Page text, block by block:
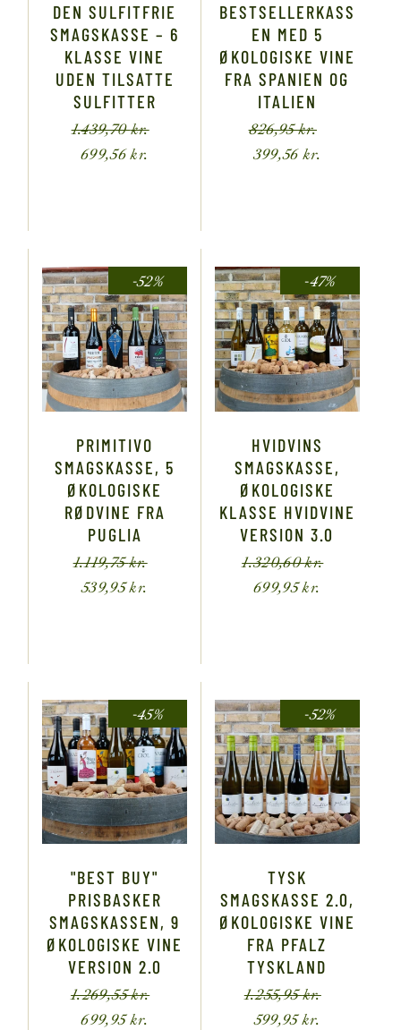
DEN SULFITFRIE
SMAGSKASSE – 6
KLASSE VINE
UDEN TILSATTE
SULFITTER
1.439,70kr.
699,56kr.
BESTSELLERKASS
EN MED 5
ØKOLOGISKE VINE
FRA SPANIEN OG
ITALIEN
826,95kr.
399,56kr.
-52%
PRIMITIVO
SMAGSKASSE, 5
ØKOLOGISKE
RØDVINE FRA
PUGLIA
1.119,75kr.
539,95kr.
-47%
HVIDVINS
SMAGSKASSE,
ØKOLOGISKE
KLASSE HVIDVINE
VERSION 3.0
1.320,60kr.
699,95kr.
-45%
"BEST BUY"
PRISBASKER
SMAGSKASSEN, 9
ØKOLOGISKE VINE
VERSION 2.0
1.269,55kr.
699,95kr.
-52%
TYSK
SMAGSKASSE 2.0,
ØKOLOGISKE VINE
FRA PFALZ
TYSKLAND
1.255,95kr.
599,95kr.